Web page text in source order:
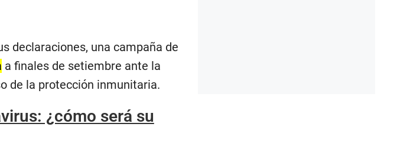
declaraciones, una campaña de
a finales de setiembre ante la
de la protección inmunitaria.
¿cómo será su